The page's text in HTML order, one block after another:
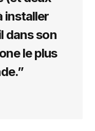
installer
dans son
le plus